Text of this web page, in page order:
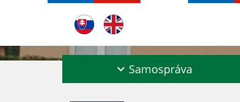
Samospráva